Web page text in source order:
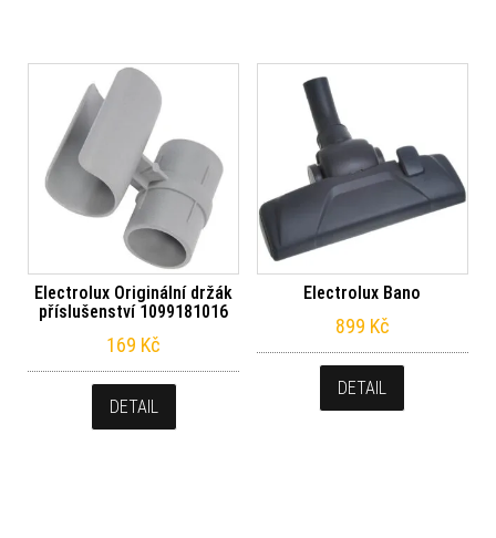
Electrolux Originální držák
příslušenství 1099181016
169 Kč
DETAIL
Electrolux Bano
899 Kč
DETAIL